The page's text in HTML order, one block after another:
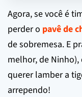
Agora, se você é
perder o pavê de
de sobremesa. E
melhor, de Ninho),
querer lamber a
arrependo!